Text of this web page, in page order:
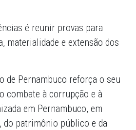
é reunir provas para
materialidade e extensão dos
de Pernambuco reforça o seu
combate à corrupção e à
em Pernambuco, em
do patrimônio público e da